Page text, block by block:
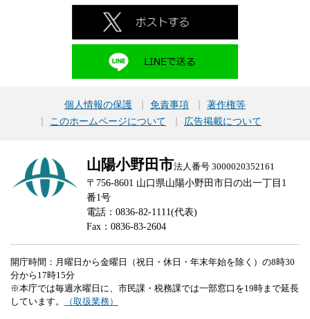
個人情報の保護 免責事項
著作権等
このホームページについて
広告掲載について
山陽小野田市法人番号 3000020352161
〒756-8601 山口県山陽小野田市日の出一丁目1
番1号
電話：0836-82-1111(代表)
Fax：0836-83-2604
開庁時間：月曜日から金曜日（祝日・休日・年末年始を除く）の8時30
分から17時15分
※本庁では毎週水曜日に、市民課・税務課では一部窓口を19時まで延長
しています。
（取扱業務）